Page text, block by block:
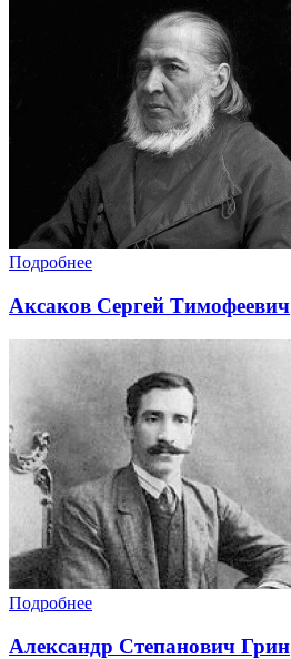
Подробнее
Аксаков Сергей Тимофеевич
Подробнее
Александр Степанович Грин